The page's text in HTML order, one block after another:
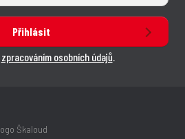
Přihlásit
zpracováním osobních údajů.